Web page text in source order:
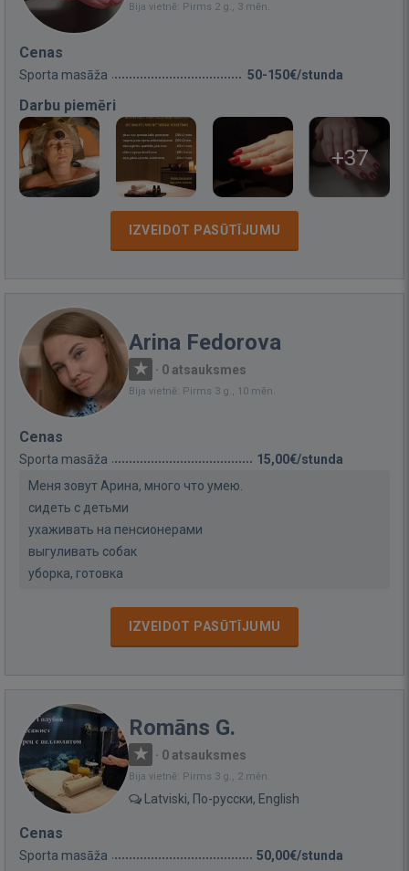
Bija vietnē: Pirms 2 g., 3 mēn.
Cenas
Sporta masāža 50-150€/stunda
Darbu piemēri
+37
IZVEIDOT PASŪTĪJUMU
Arina Fedorova
· 0 atsauksmes
Bija vietnē: Pirms 3 g., 10 mēn.
Cenas
Sporta masāža
15,00€/stunda
Меня зовут Арина, много что умею.
сидеть с детьми
ухаживать на пенсионерами
выгуливать собак
уборка, готовка
IZVEIDOT PASŪTĪJUMU
Romāns G.
· 0 atsauksmes
Bija vietnē: Pirms 3 g., 2 mēn.
Latviski, По-русски, English
Cenas
Sporta masāža 50,00€/stunda